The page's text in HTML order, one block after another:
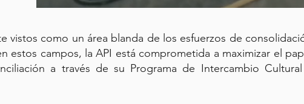
vistos como un área blanda de los esfuerzos de
estos campos, la API está comprometida a maximizar el
a través de su Programa de Intercambio